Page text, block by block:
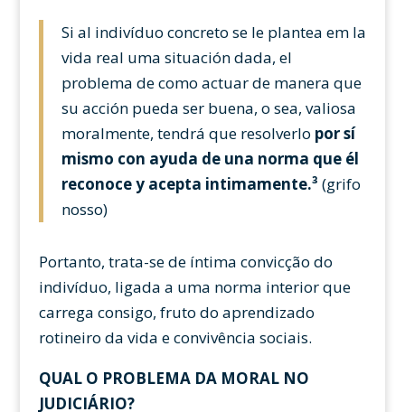
Si al indivíduo concreto se le plantea em la
vida real uma situación dada, el
problema de como actuar de manera que
su acción pueda ser buena, o sea, valiosa
moralmente, tendrá que resolverlo por sí
mismo con ayuda de una norma que él
reconoce y acepta intimamente.³ (grifo
nosso)
Portanto, trata-se de íntima convicção do
indivíduo, ligada a uma norma interior que
carrega consigo, fruto do aprendizado
rotineiro da vida e convivência sociais.
QUAL O PROBLEMA DA MORAL NO
JUDICIÁRIO?